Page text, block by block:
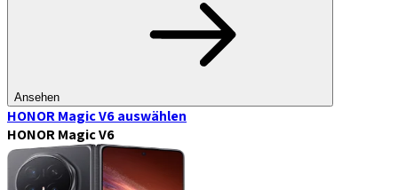
Ansehen
HONOR Magic V6auswählen
HONOR Magic V6